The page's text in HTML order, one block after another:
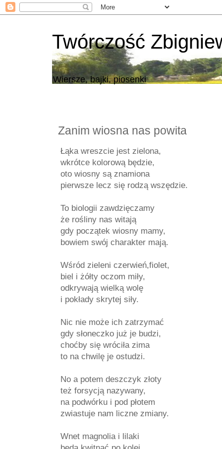
Twórczość
Wiersze, bajki, piosenki
Zanim wiosna nas powita
Łąka wreszcie jest zielona,
wkrótce kolorową będzie,
oto wiosny są znamiona
pierwsze lecz się rodzą wszędzie.
To biologii zawdzięczamy
że rośliny nas witają
gdy początek wiosny mamy,
bowiem swój charakter mają.
Wśród zieleni czerwień,fiolet,
biel i żółty oczom miły,
odkrywają wielką wolę
i pokłady skrytej siły.
Nic nie może ich zatrzymać
gdy słoneczko już je budzi,
choćby się wróciła zima
to na chwilę je ostudzi.
No a potem deszczyk złoty
też forsycją nazywany,
na podwórku i pod płotem
zwiastuje nam liczne zmiany.
Wnet magnolia i lilaki